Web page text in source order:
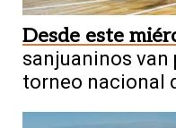
Desde este
sanjuaninos van
torneo nacional